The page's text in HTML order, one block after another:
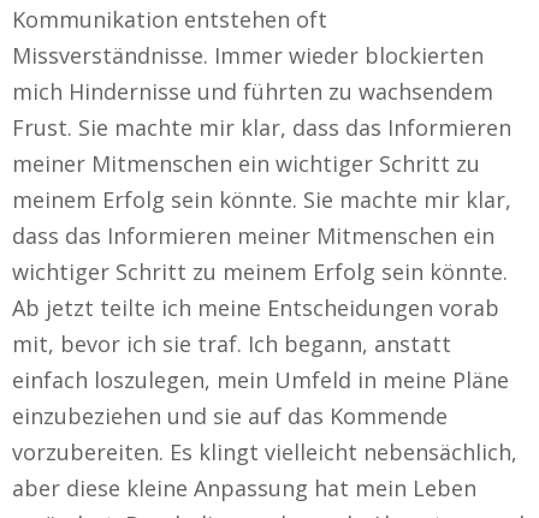
Kommunikation entstehen oft
Missverständnisse. Immer wieder blockierten
mich Hindernisse und führten zu wachsendem
Frust. Sie machte mir klar, dass das Informieren
meiner Mitmenschen ein wichtiger Schritt zu
meinem Erfolg sein könnte. Sie machte mir klar,
dass das Informieren meiner Mitmenschen ein
wichtiger Schritt zu meinem Erfolg sein könnte.
Ab jetzt teilte ich meine Entscheidungen vorab
mit, bevor ich sie traf. Ich begann, anstatt
einfach loszulegen, mein Umfeld in meine Pläne
einzubeziehen und sie auf das Kommende
vorzubereiten. Es klingt vielleicht nebensächlich,
aber diese kleine Anpassung hat mein Leben